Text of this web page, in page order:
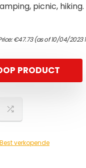
picnic, hiking.
€47.73(as of 10/04/2023
PRODUCT
Best verkopende